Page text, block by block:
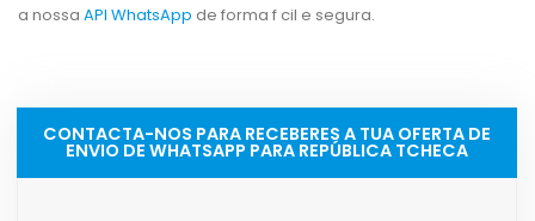
a nossa API WhatsApp de forma f cil e segura.
CONTACTA-NOS PARA RECEBERES A TUA OFERTA DE
ENVIO DE WHATSAPP PARA REPÚBLICA TCHECA